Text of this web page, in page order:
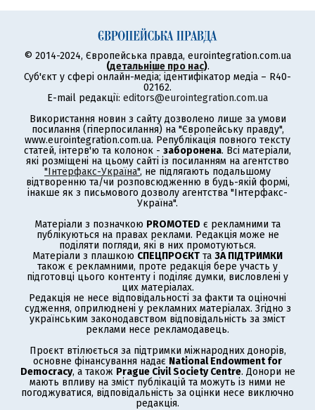
© 2014-2024, Європейська правда, eurointegration.com.ua
(детальніше про нас).
Суб'єкт у сфері онлайн-медіа; ідентифікатор медіа – R40-
02162.
E-mail редакції: editors@eurointegration.com.ua
Використання новин з сайту дозволено лише за умови
посилання (гіперпосилання) на "Європейську правду",
www.eurointegration.com.ua. Републікація повного тексту
статей, інтерв'ю та колонок - заборонена. Всі матеріали,
які розміщені на цьому сайті із посиланням на агентство
"Інтерфакс-Україна", не підлягають подальшому
відтворенню та/чи розповсюдженню в будь-якій формі,
інакше як з письмового дозволу агентства "Інтерфакс-
Україна".
Матеріали з позначкою PROMOTED є рекламними та
публікуються на правах реклами. Редакція може не
поділяти погляди, які в них промотуються.
Матеріали з плашкою СПЕЦПРОЄКТ та ЗА ПІДТРИМКИ
також є рекламними, проте редакція бере участь у
підготовці цього контенту і поділяє думки, висловлені у
цих матеріалах.
Редакція не несе відповідальності за факти та оціночні
судження, оприлюднені у рекламних матеріалах. Згідно з
українським законодавством відповідальність за зміст
реклами несе рекламодавець.
Проєкт втілюється за підтримки міжнародних донорів,
основне фінансування надає National Endowment for
Democracy, а також Prague Civil Society Centre. Донори не
мають впливу на зміст публікацій та можуть із ними не
погоджуватися, відповідальність за оцінки несе виключно
редакція.